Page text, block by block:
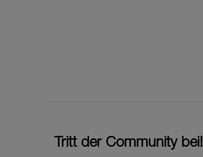
Tritt der Community bei!